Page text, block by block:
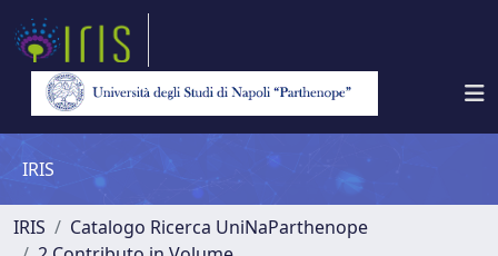
IRIS
IRIS
Catalogo Ricerca UniNaParthenope